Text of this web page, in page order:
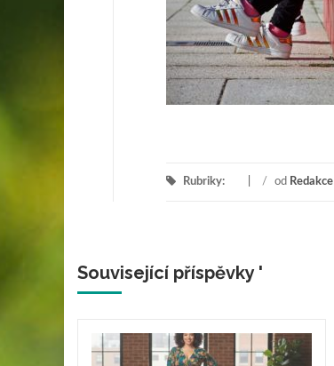
Rubriky: / od Redakce
Související příspěvky '